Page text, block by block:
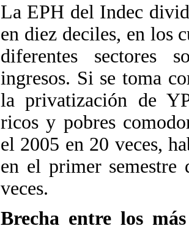
La EPH del Indec
en diez deciles, en los
diferentes sectores
ingresos. Si se toma
la privatización de
ricos y pobres
el 2005 en 20 veces,
en el primer semestre
veces.
Brecha entre los